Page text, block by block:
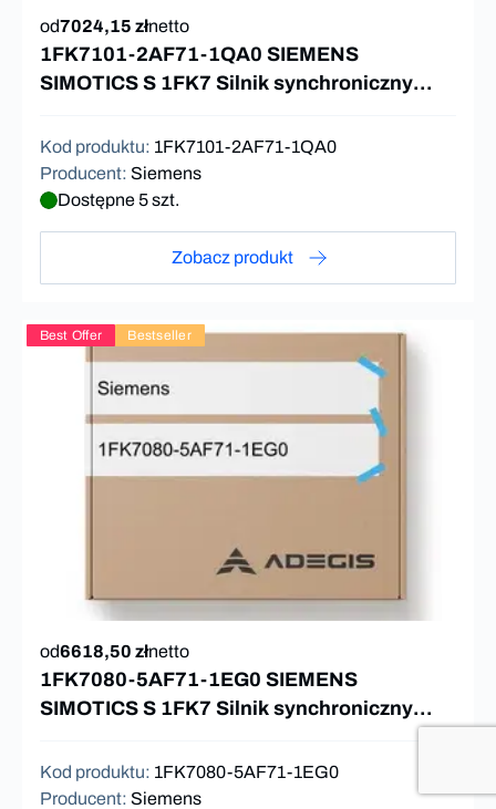
od7024,15 złnetto
1FK7101-2AF71-1QA0 SIEMENS
SIMOTICS S 1FK7 Silnik synchroniczny
Kod produktu: 1FK7101-2AF71-1QA0
Producent: Siemens
Dostępne 5 szt.
Zobacz produkt
Best Offer Bestseller
od6618,50 złnetto
1FK7080-5AF71-1EG0 SIEMENS
SIMOTICS S 1FK7 Silnik synchroniczny
Kod produktu: 1FK7080-5AF71-1EG0
Producent: Siemens